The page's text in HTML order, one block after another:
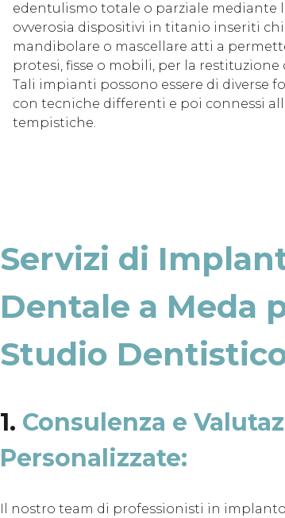
edentulismo totale o parziale mediante
ovverosia dispositivi in titanio inseriti
mandibolare o mascellare atti a
protesi, fisse o mobili, per la
Tali impianti possono essere di diverse
con tecniche differenti e poi connessi
tempistiche.
Servizi di
Dentale a Meda
Studio
1. Consulenza e
Personalizzate:
Il nostro team di professionisti in